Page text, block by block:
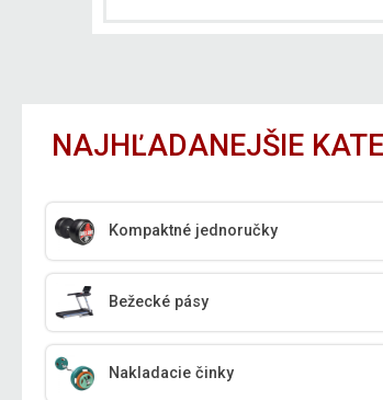
NAJHĽADANEJŠIE
Kompaktné jednoručky
Bežecké pásy
Nakladacie činky